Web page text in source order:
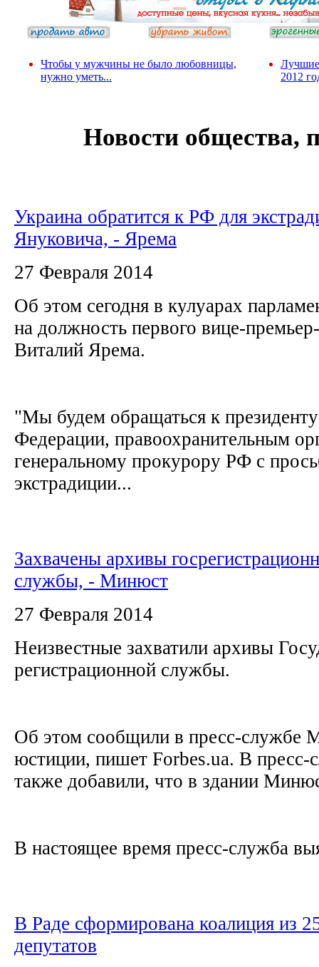
Чтобы у мужчины не было любовницы,
нужно уметь...
Лучшие
2012
Новости общества,
Украина обратится к РФ для
Януковича, - Ярема
27 Февраля 2014
Об этом сегодня в кулуарах
на должность первого вице-
Виталий Ярема.
"Мы будем обращаться к
Федерации, правоохранительным
генеральному прокурору РФ с
экстрадиции...
Захвачены архивы
службы, - Минюст
27 Февраля 2014
Неизвестные захватили архивы
регистрационной службы.
Об этом сообщили в пресс-службе
юстиции, пишет Forbes.ua. В пресс-
также добавили, что в здании
В настоящее время пресс-служба
В Раде сформирована коалиция из
депутатов